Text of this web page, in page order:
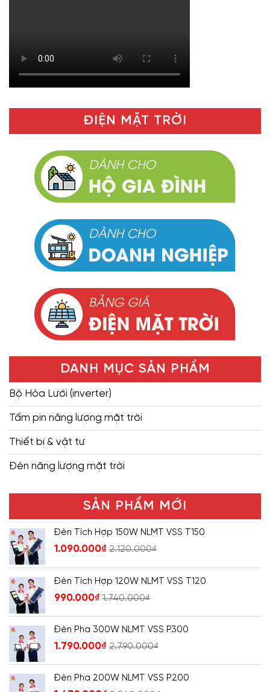
ĐIỆN MẶT TRỜI
DANH MỤC SẢN PHẨM
Bộ Hòa Lưới (inverter)
Tấm pin năng lượng mặt trời
Thiết bị & vật tư
Đèn năng lượng mặt trời
SẢN PHẨM MỚI
Đèn Tích Hợp 150W NLMT VSS T150
1.090.000₫ 2.120.000₫
Đèn Tích Hợp 120W NLMT VSS T120
990.000₫ 1.740.000₫
Đèn Pha 300W NLMT VSS P300
1.790.000₫ 2.790.000₫
Đèn Pha 200W NLMT VSS P200